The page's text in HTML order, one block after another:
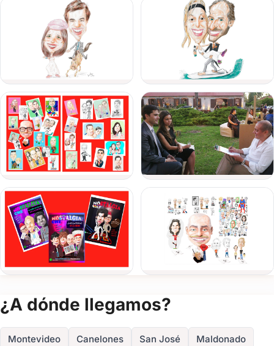
FOTOS
¿A dónde llegamos?
Montevideo Canelones San José Maldonado
Personas
Detalle
del
Enviar consulta